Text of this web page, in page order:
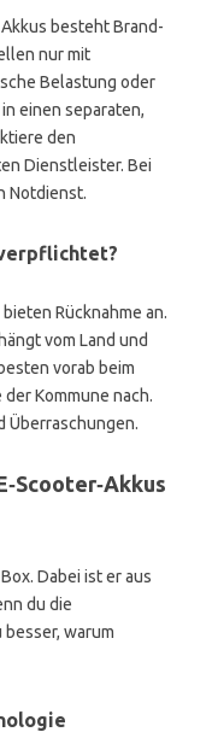
besteht Brand-
nur mit
Belastung oder
einen separaten,
den
Dienstleister. Bei
Notdienst.
Rücknahme an.
vom Land und
vorab beim
Kommune nach.
Überraschungen.
Dabei ist er aus
du die
warum